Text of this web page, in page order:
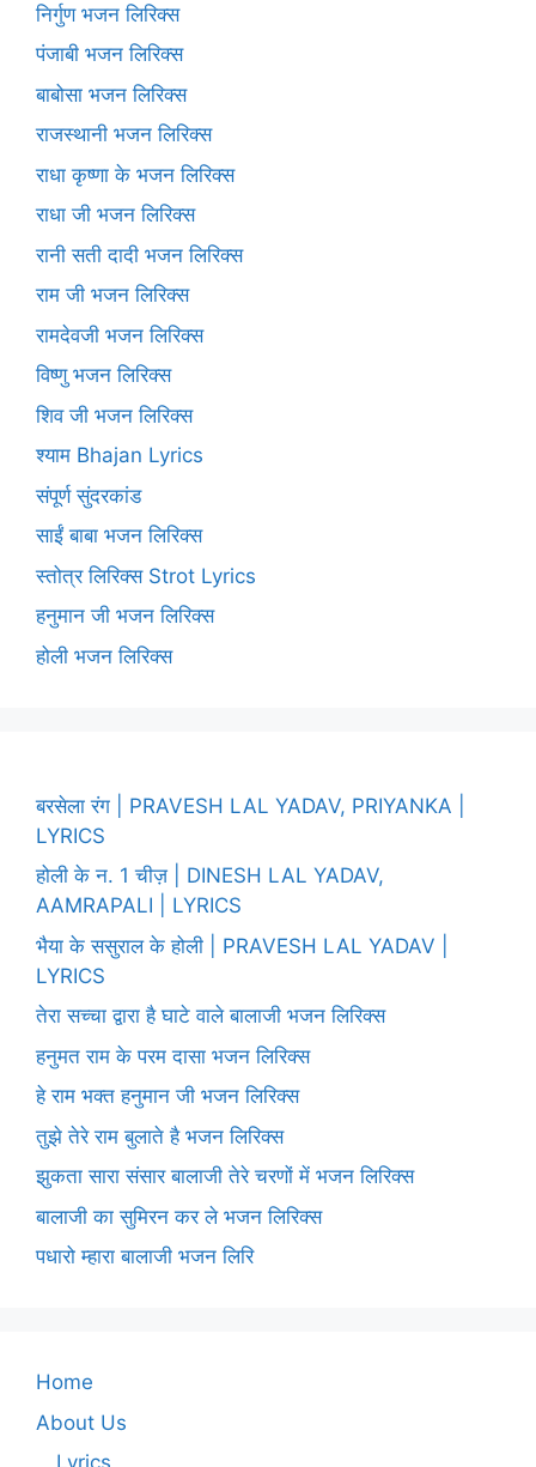
निर्गुण भजन लिरिक्स
पंजाबी भजन लिरिक्स
बाबोसा भजन लिरिक्स
राजस्थानी भजन लिरिक्स
राधा कृष्णा के भजन लिरिक्स
राधा जी भजन लिरिक्स
रानी सती दादी भजन लिरिक्स
राम जी भजन लिरिक्स
रामदेवजी भजन लिरिक्स
विष्णु भजन लिरिक्स
शिव जी भजन लिरिक्स
श्याम Bhajan Lyrics
संपूर्ण सुंदरकांड
साईं बाबा भजन लिरिक्स
स्तोत्र लिरिक्स Strot Lyrics
हनुमान जी भजन लिरिक्स
होली भजन लिरिक्स
बरसेला रंग | PRAVESH LAL YADAV, PRIYANKA |
LYRICS
होली के न. 1 चीज़ | DINESH LAL YADAV,
AAMRAPALI | LYRICS
भैया के ससुराल के होली | PRAVESH LAL YADAV |
LYRICS
तेरा सच्चा द्वारा है घाटे वाले बालाजी भजन लिरिक्स
हनुमत राम के परम दासा भजन लिरिक्स
हे राम भक्त हनुमान जी भजन लिरिक्स
तुझे तेरे राम बुलाते है भजन लिरिक्स
झुकता सारा संसार बालाजी तेरे चरणों में भजन लिरिक्स
बालाजी का सुमिरन कर ले भजन लिरिक्स
पधारो म्हारा बालाजी भजन लिरि
Home
About Us